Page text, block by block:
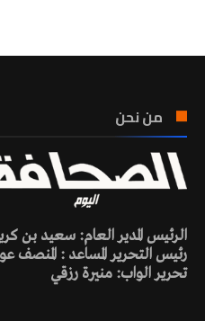
من نحن
الرئيس المدير العام: سعيد بن
رئيس التحرير المساعد : المنصف
تحرير الواب: منيرة رزقي